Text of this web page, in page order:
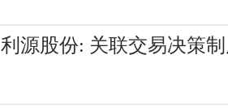
利源股份: 关联交易决策